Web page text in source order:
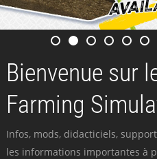
Bienvenue sur
Farming
Infos, mods, didacticiels,
les informations importantes à